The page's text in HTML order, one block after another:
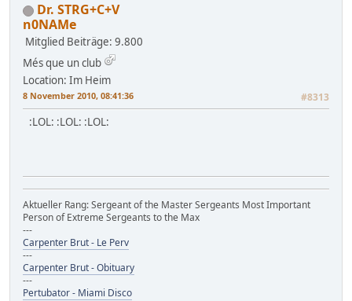
Dr. STRG+C+V
n0NAMe
Mitglied Beiträge: 9.800
Més que un club
Location: Im Heim
8 November 2010, 08:41:36 #8313
:LOL: :LOL: :LOL:
Aktueller Rang: Sergeant of the Master Sergeants Most Important
Person of Extreme Sergeants to the Max
---
Carpenter Brut - Le Perv
---
Carpenter Brut - Obituary
---
Pertubator - Miami Disco